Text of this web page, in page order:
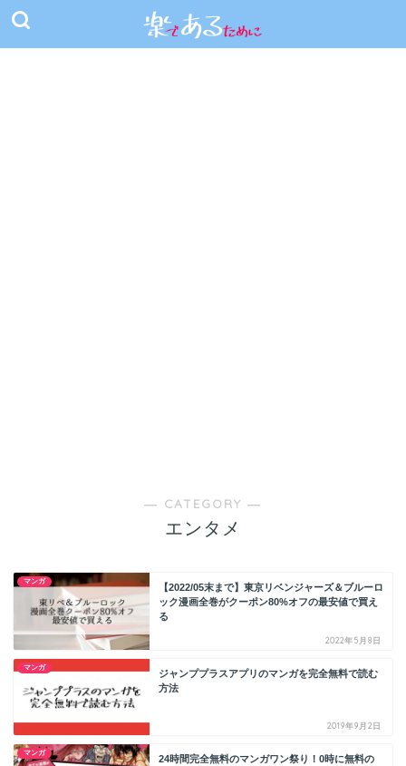
― CATEGORY ―
エンタメ
マンガ
【2022/05末まで】東京リベンジャーズ＆ブルーロ
ック漫画全巻がクーポン80%オフの最安値で買え
る
2022年5月8日
マンガ
ジャンププラスアプリのマンガを完全無料で読む
方法
2019年9月2日
マンガ
24時間完全無料のマンガワン祭り！0時に無料の